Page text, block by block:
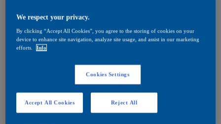
Aceites y ceras
Cuidado
Cuidado
Base agua
Productos de tinte
Productos de tinte
Base agua
Base disolvente
Quick Search
Quick Search
We respect your privacy.
By clicking “Accept All Cookies”, you agree to the storing of cookies on your
device to enhance site navigation, analyze site usage, and assist in our marketing
efforts.
Info
Cookies Settings
Reject All
Accept All Cookies